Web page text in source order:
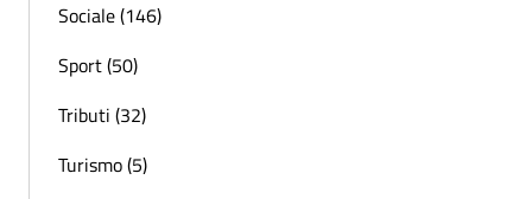
Sociale (146)
Sport (50)
Tributi (32)
Turismo (5)